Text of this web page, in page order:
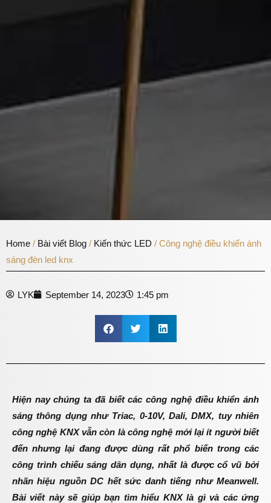
Home / Bài viết Blog / Kiến thức LED / Công nghệ điều khiển ánh
sáng đèn led knx
LYK September 14, 2023 1:45 pm
Hiện nay chúng ta đã biết các công nghệ điều khiển ánh
sáng thông dụng nhưTriac, 0-10V, Dali, DMX, tuy nhiên
công nghệ KNX vẫn còn là công nghệ mới lại ít người biết
đến nhưng lại đang được dùng rất phổbiến trong các
công trình chiếu sáng dân dụng, nhất là được cổvũ bởi
nhãn hiệu nguồn DC hết sức danh tiếng nhưMeanwell.
Bài viết này sẽ giúp bạn tìm hiểu KNX là gì và cácứng